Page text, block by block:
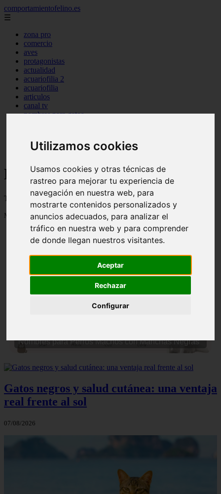
Utilizamos cookies
Usamos cookies y otras técnicas de
rastreo para mejorar tu experiencia de
navegación en nuestra web, para
mostrarte contenidos personalizados y
anuncios adecuados, para analizar el
tráfico en nuestra web y para comprender
de donde llegan nuestros visitantes.
Aceptar
Rechazar
Configurar
comportamientofelino.es
☰
zona pro
comercio
aves
protagonistas
actualidad
acuariofilia 2
acuariofilia
articulos
canal tv
nombres para gatos
uncategorized
zona pro
Blog sobre gatos
Todo sobre gatos, nombres de gatos y razas de gatos
Mostrando 1 - 24 de 2800 artículos
Nombres para Perros Machos con Manchas Negras
Gatos negros y salud cutánea: una ventaja
real frente al sol
07/08/2026